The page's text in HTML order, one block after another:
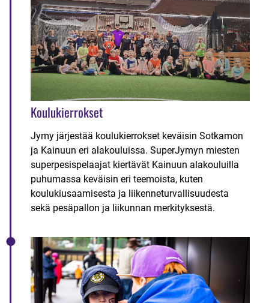
Koulukierrokset
Jymy järjestää koulukierrokset keväisin Sotkamon
ja Kainuun eri alakouluissa. SuperJymyn miesten
superpesispelaajat kiertävät Kainuun alakouluilla
puhumassa keväisin eri teemoista, kuten
koulukiusaamisesta ja liikenneturvallisuudesta
sekä pesäpallon ja liikunnan merkityksestä.